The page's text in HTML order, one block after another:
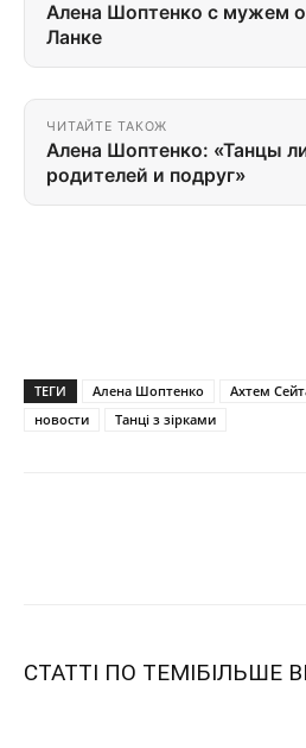
Алена Шоптенко с мужем
Ланке
ЧИТАЙТЕ ТАКОЖ
Алена Шоптенко: «Танцы
родителей и подруг»
ТЕГИ Алена Шоптенко Ахтем
новости
Танці з зірками
СТАТТІ ПО ТЕМІБІЛЬШЕ